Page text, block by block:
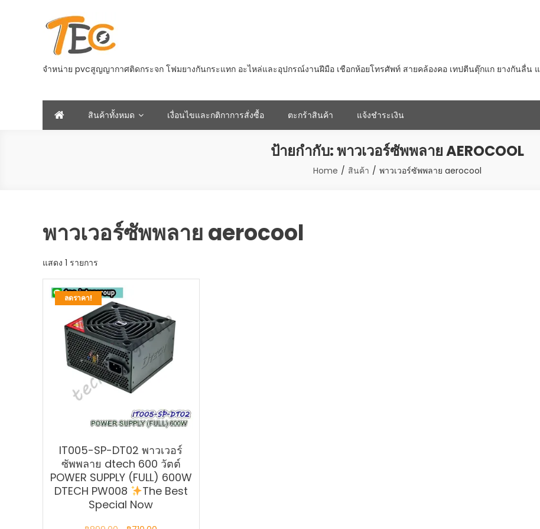
จำหน่าย pvcสูญญากาศติดกระจก โฟมยางกันกระแทก อะไหล่และอุปกรณ์งานฝีมือ เชือกห้อยโทรศัพท์ สายคล้องคอ เทปตีนตุ๊กแก ยางกันลื่น
สินค้าทั้งหมด เงื่อนไขและกติกาการสั่งซื้อ ตะกร้าสินค้า แจ้งชำระเงิน
ป้ายกำกับ:พาวเวอร์ซัพพลาย AEROCOOL
Home สินค้า พาวเวอร์ซัพพลาย aerocool
พาวเวอร์ซัพพลาย aerocool
แสดง 1 รายการ
ลดราคา!
IT005-SP-DT02 พาวเวอร์
ซัพพลาย dtech 600 วัตต์
POWER SUPPLY (FULL) 600W
DTECH PW008
The Best
Special Now